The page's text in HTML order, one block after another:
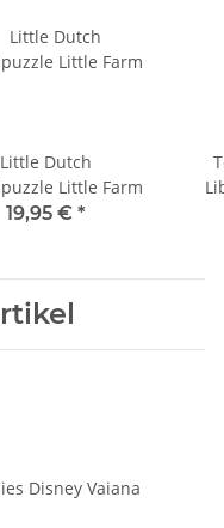
Little Dutch
Little Farm
19,95 € *